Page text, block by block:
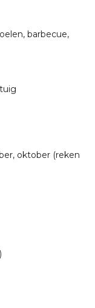
barbecue,
oktober (reken